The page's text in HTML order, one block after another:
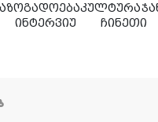
კულტურა
ინტერვიუ ჩინეთი